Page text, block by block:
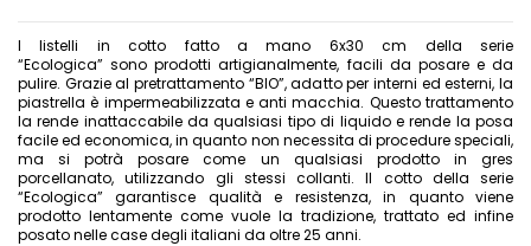
I listelli in cotto fatto a mano 6x30 cm della serie
“Ecologica” sono prodotti artigianalmente, facili da posare e da
pulire. Grazie al pretrattamento “BIO”, adatto per interni ed esterni, la
piastrella è impermeabilizzata e anti macchia. Questo trattamento
la rende inattaccabile da qualsiasi tipo di liquido e rende la posa
facile ed economica, in quanto non necessita di procedure speciali,
ma si potrà posare come un qualsiasi prodotto in gres
porcellanato, utilizzando gli stessi collanti. Il cotto della serie
“Ecologica” garantisce qualità e resistenza, in quanto viene
prodotto lentamente come vuole la tradizione, trattato ed infine
posato nelle case degli italiani da oltre 25 anni.